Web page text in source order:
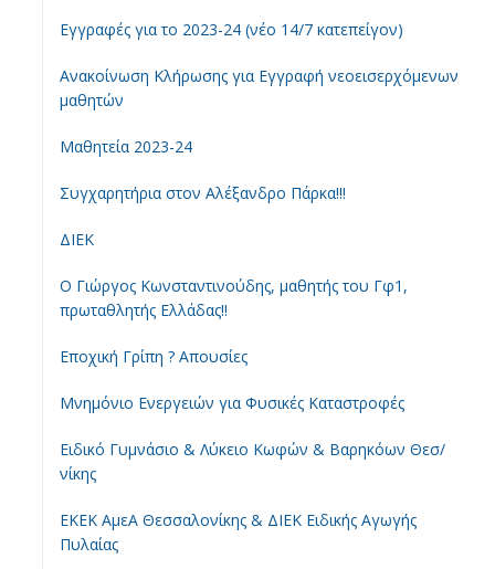
Εγγραφές για το 2023-24 (νέο 14/7 κατεπείγον)
Ανακοίνωση Κλήρωσης για Εγγραφή νεοεισερχόμενων
μαθητών
Μαθητεία 2023-24
Συγχαρητήρια στον Αλέξανδρο Πάρκα!!!
ΔΙΕΚ
Ο Γιώργος Κωνσταντινούδης, μαθητής του Γφ1,
πρωταθλητής Ελλάδας!!
Εποχική Γρίπη ? Απουσίες
Μνημόνιο Ενεργειών για Φυσικές Καταστροφές
Ειδικό Γυμνάσιο & Λύκειο Κωφών & Βαρηκόων Θεσ/
νίκης
ΕΚΕΚ ΑμεΑ Θεσσαλονίκης & ΔΙΕΚ Ειδικής Αγωγής
Πυλαίας